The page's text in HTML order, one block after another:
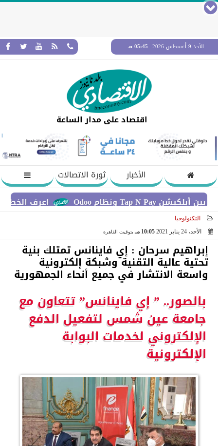
الأحد 9 أغسطس 2026 05:45 مـ
اقتصاد على مدار الساعة
الأخبار
ثورة الاتصالات
اعرف الخطوات اللازمة للإبلاغ
التكنولوجيا
الأحد، 24 يناير 2021
10:05 مـ بتوقيت القاهرة
إبراهيم سرحان : إي فاينانس تمتلك بنية
تحتية عالية التقنية وشبكة إلكترونية
واسعة الانتشار في جميع أنحاء الجمهورية
بالصور.. ” إي فاينانس” تتعاون مع
جامعة عين شمس لتفعيل الدفع
الإلكتروني لخدمات البوابة
الإلكترونية